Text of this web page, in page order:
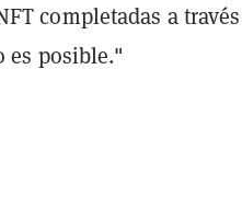
completadas a
es posible."